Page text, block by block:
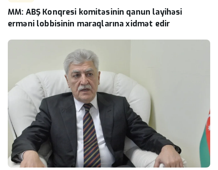
MM: ABŞ Konqresi komitəsinin qanun layihəsi
erməni lobbisinin maraqlarına xidmət edir